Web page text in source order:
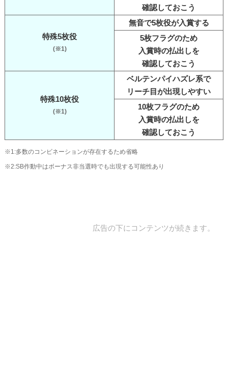
確認しておこう
特殊5枚役
(※1)
無音で5枚役が入賞する
5枚フラグのため
入賞時の払出しを
確認しておこう
特殊10枚役
(※1)
ベルテンパイハズレ系で
リーチ目が出現しやすい
10枚フラグのため
入賞時の払出しを
確認しておこう
※1:多数のコンビネーションが存在するため省略
※2:SB作動中はボーナス非当選時でも出現する可能性あり
広告の下にコンテンツが続きます。